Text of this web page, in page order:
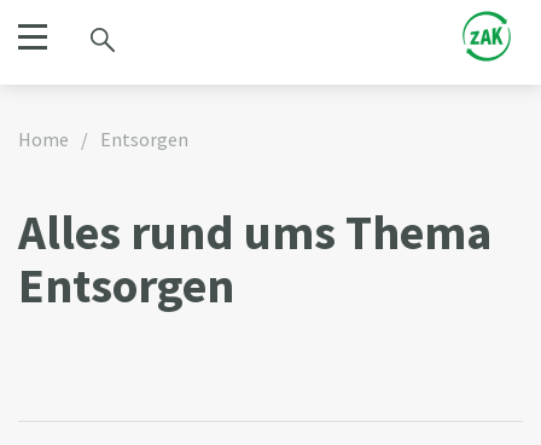
Home / Entsorgen
Alles rund ums Thema
Entsorgen